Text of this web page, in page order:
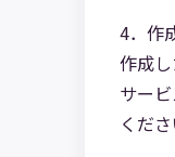
4．作
作成し
サー
くださ